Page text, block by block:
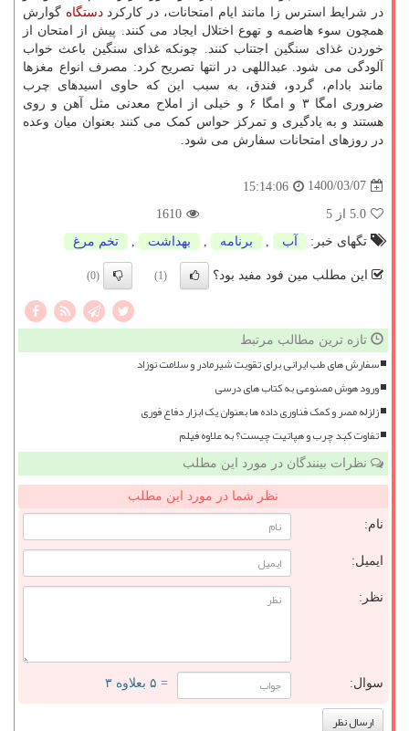
در شرایط استرس زا مانند ایام امتحانات، در کارکرددستگاه گوارش
همچون سوء هاضمه و تهوع اختلال ایجاد می کنند. پیش از امتحان از
خوردن غذای سنگین اجتناب کنند. چونکه غذای سنگین باعث خواب
آلودگی می شود. عبداللهی در انتها تصریح کرد: مصرف انواع مغزها
مانند بادام، گردو، فندق، به سبب این که حاوی اسیدهای چرب
ضروری امگا ۳ و امگا ۶ و خیلی از املاح معدنی مثل آهن و روی
هستند و به یادگیری و تمرکز حواس کمک می کنند بعنوان میان وعده
در روزهای امتحانات سفارش می شود.
1400/03/07
15:14:06
5.0 از 5
1610
تگهای خبر:
آب برنامه بهداشت تخم مرغ
این مطلب مین فود مفید بود؟ (1)
(0)
تازه ترین مطالب مرتبط
سفارش های طب ایرانی برای تقویت شیرمادر و سلامت نوزاد
ورود هوش مصنوعی به کتاب های درسی
زلزله مصر و کمک فناوری داده ها بعنوان یک ابزار دفاع فوری
تفاوت کبد چرب و هپاتیت چیست؟ به علاوه فیلم
نظرات بینندگان در مورد این مطلب
نظر شما در مورد این مطلب
نام:
ایمیل:
نظر:
سوال: = ۵ بعلاوه ۳